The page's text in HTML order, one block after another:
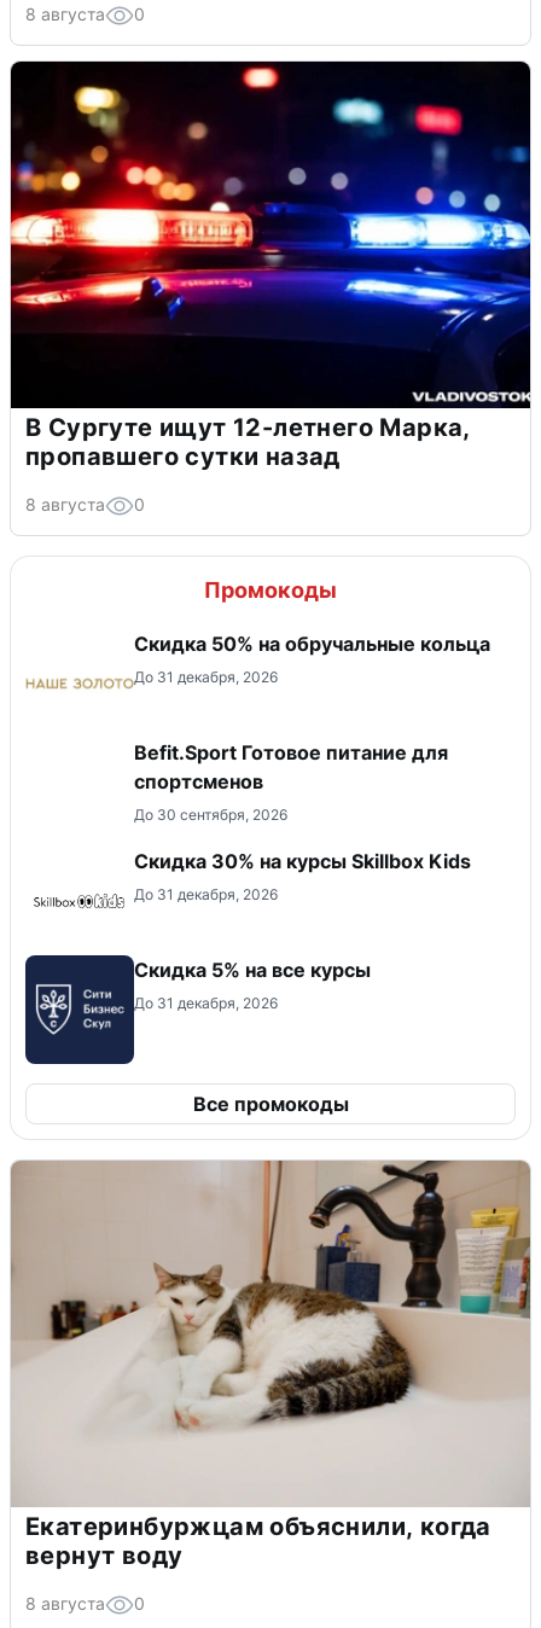
8 августа 0
В Сургуте ищут 12-летнего Марка,
пропавшего сутки назад
8 августа 0
Промокоды
Скидка 50% на обручальные кольца
До 31 декабря, 2026
Befit.Sport Готовое питание для
спортсменов
До 30 сентября, 2026
Скидка 30% на курсы Skillbox Kids
До 31 декабря, 2026
Скидка 5% на все курсы
До 31 декабря, 2026
Все промокоды
Екатеринбуржцам объяснили, когда
вернут воду
8 августа 0